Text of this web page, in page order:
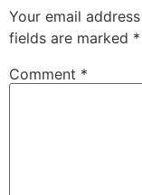
Your email
fields are marked *
Comment *